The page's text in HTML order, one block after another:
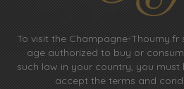
To visit the Champagne-
age authorized to buy or
such law in your country, you must
accept the terms and
THE
OF
Winegrower for 4